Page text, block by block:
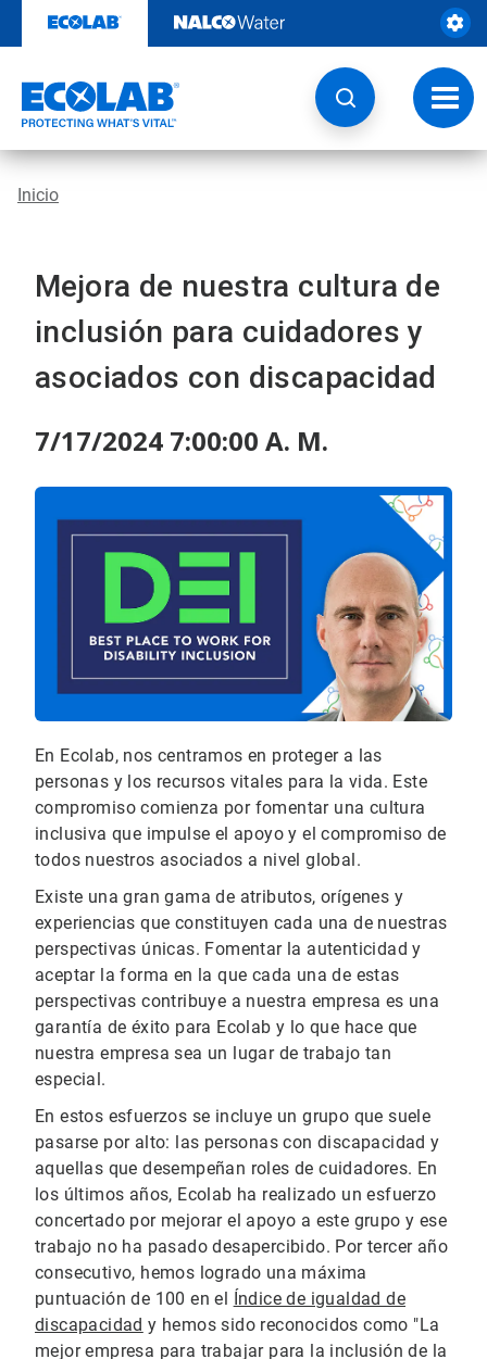
contenido
de
Inicio
Mejora de nuestra cultura de
inclusión para cuidadores y
asociados con discapacidad
7/17/2024 7:00:00 A. M.
En Ecolab, nos centramos en proteger a las
personas y los recursos vitales para la vida. Este
compromiso comienza por fomentar una cultura
inclusiva que impulse el apoyo y el compromiso de
todos nuestros asociados a nivel global.
Existe una gran gama de atributos, orígenes y
experiencias que constituyen cada una de nuestras
perspectivas únicas. Fomentar la autenticidad y
aceptar la forma en la que cada una de estas
perspectivas contribuye a nuestra empresa es una
garantía de éxito para Ecolab y lo que hace que
nuestra empresa sea un lugar de trabajo tan
especial.
En estos esfuerzos se incluye un grupo que suele
pasarse por alto: las personas con discapacidad y
aquellas que desempeñan roles de cuidadores. En
los últimos años, Ecolab ha realizado un esfuerzo
concertado por mejorar el apoyo a este grupo y ese
trabajo no ha pasado desapercibido. Por tercer año
consecutivo, hemos logrado una máxima
puntuación de 100 en el
Índice de igualdad de
discapacidad y hemos sido reconocidos como "La
mejor empresa para trabajar para la inclusión de la